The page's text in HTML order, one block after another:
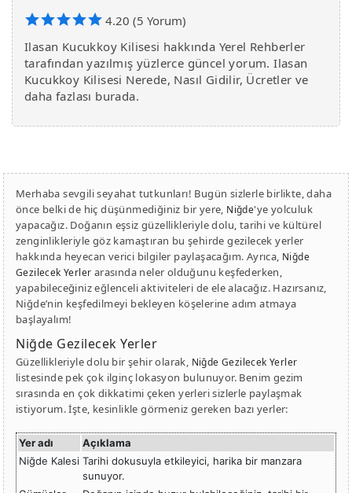
4.20 (5 Yorum)
Ilasan Kucukkoy Kilisesi hakkında Yerel Rehberler
tarafından yazılmış yüzlerce güncel yorum. Ilasan
Kucukkoy Kilisesi Nerede, Nasıl Gidilir, Ücretler ve
daha fazlası burada.
Merhaba sevgili seyahat tutkunları! Bugün sizlerle birlikte, daha
önce belki de hiç düşünmediğiniz bir yere, Niğde'ye yolculuk
yapacağız. Doğanın eşsiz güzellikleriyle dolu, tarihi ve kültürel
zenginlikleriyle göz kamaştıran bu şehirde gezilecek yerler
hakkında heyecan verici bilgiler paylaşacağım. Ayrıca, Niğde
Gezilecek Yerler arasında neler olduğunu keşfederken,
yapabileceğiniz eğlenceli aktiviteleri de ele alacağız. Hazırsanız,
Niğde’nin keşfedilmeyi bekleyen köşelerine adım atmaya
başlayalım!
Niğde Gezilecek Yerler
Güzellikleriyle dolu bir şehir olarak, Niğde Gezilecek Yerler
listesinde pek çok ilginç lokasyon bulunuyor. Benim gezim
sırasında en çok dikkatimi çeken yerleri sizlerle paylaşmak
istiyorum. İşte, kesinlikle görmeniz gereken bazı yerler:
Yer adı
Açıklama
Niğde Kalesi Tarihi dokusuyla etkileyici, harika bir manzara
sunuyor.